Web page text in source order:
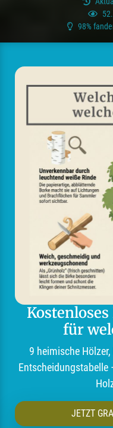
98%
Kostenloses
für
9 heimische
Entscheidungstabelle
JETZT